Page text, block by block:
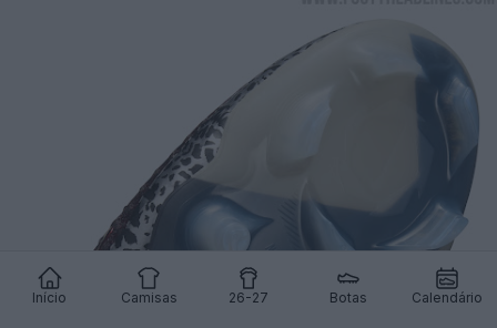
Início Camisas 26-27 Botas Calendário